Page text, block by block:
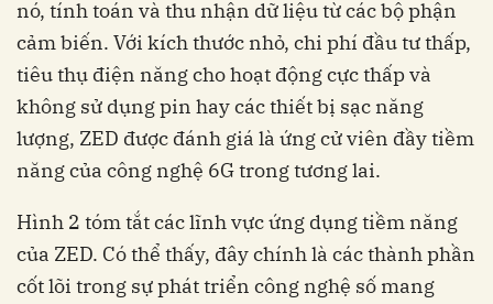
nó, tính toán và thu nhận dữ liệu từ các bộ phận
cảm biến. Với kích thước nhỏ, chi phí đầu tư thấp,
tiêu thụ điện năng cho hoạt động cực thấp và
không sử dụng pin hay các thiết bị sạc năng
lượng, ZED được đánh giá là ứng cử viên đầy tiềm
năng của công nghệ 6G trong tương lai.
Hình 2 tóm tắt các lĩnh vực ứng dụng tiềm năng
của ZED. Có thể thấy, đây chính là các thành phần
cốt lõi trong sự phát triển công nghệ số mang